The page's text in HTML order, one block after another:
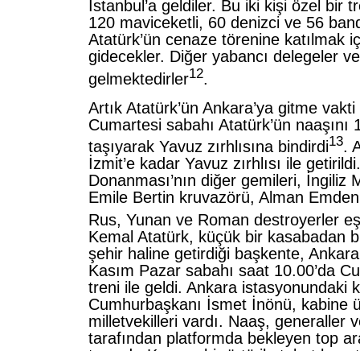
İstanbul’a geldiler. Bu iki kişi özel bir
120 maviceketli, 60 denizci ve 56
Atatürk’ün cenaze törenine katılmak
gidecekler. Diğer yabancı delegeler
gelmektedirler12.
Artık Atatürk’ün Ankara’ya gitme
Cumartesi sabahı Atatürk’ün naaşını
taşıyarak Yavuz zırhlısına bindirdi13.
İzmit’e kadar Yavuz zırhlısı ile
Donanması’nın diğer gemileri, İngiliz
Emile Bertin kruvazörü, Alman
Rus, Yunan ve Roman destroyerler
Kemal Atatürk, küçük bir kasabadan
şehir haline getirdiği başkente,
Kasım Pazar sabahı saat 10.00’da
treni ile geldi. Ankara istasyonundaki
Cumhurbaşkanı İsmet İnönü, kabine
milletvekilleri vardı. Naaş, generaller
tarafından platformda bekleyen top